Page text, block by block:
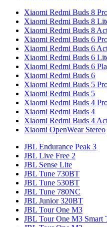
Xiaomi Redmi Buds 8
Xiaomi Redmi Buds 8
Xiaomi Redmi Buds 8
Xiaomi Redmi Buds 6
Xiaomi Redmi Buds 6
Xiaomi Redmi Buds 6
Xiaomi Redmi Buds 6
Xiaomi Redmi Buds 6
Xiaomi Redmi Buds 5
Xiaomi Redmi Buds 5
Xiaomi Redmi Buds 4
Xiaomi Redmi Buds 4
Xiaomi Redmi Buds 4
Xiaomi OpenWear Stereo
JBL Endurance Peak 3
JBL Live Free 2
JBL Sense Lite
JBL Tune 730BT
JBL Tune 530BT
JBL Tune 780NC
JBL Junior 320BT
JBL Tour One M3
JBL Tour One M3 Smart